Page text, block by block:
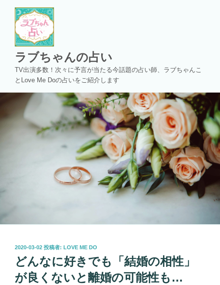
ラブちゃんの占い
TV出演多数！次々に予言が当たる今話題の占い師、ラブちゃんこ
とLove Me Doの占いをご紹介します
投
稿
日:
2020-03-02 投稿者: LOVE ME DO
どんなに好きでも「結婚の相性」
が良くないと離婚の可能性も…